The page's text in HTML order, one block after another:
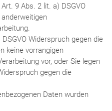
9 Abs. 2 lit. a) DSGVO
Widerspruch gegen die
keine vorrangigen
vor, oder Sie legen
gegen die
Daten wurden